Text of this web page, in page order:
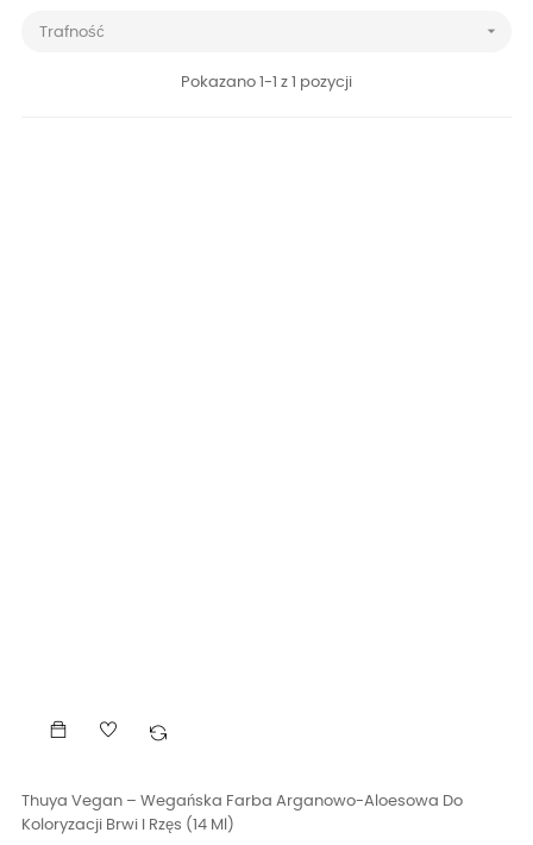
Trafność 
Pokazano 1-1 z 1 pozycji
Thuya Vegan – Wegańska Farba Arganowo-Aloesowa Do
Koloryzacji Brwi I Rzęs (14 Ml)